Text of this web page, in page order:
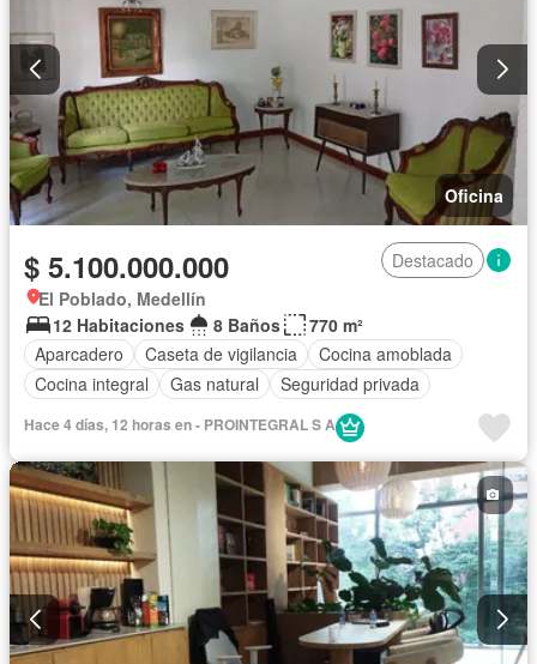
Oficina
$ 5.100.000.000
Destacado
El Poblado, Medellín
12 Habitaciones
8 Baños
770 m²
Aparcadero
Caseta de vigilancia
Cocina amoblada
Cocina integral
Gas natural Seguridad privada
Hace 4 días, 12 horas en - PROINTEGRAL S A